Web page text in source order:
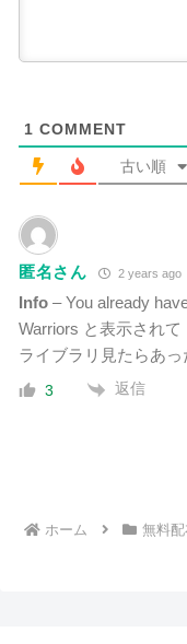
1 COMMENT
古い順
匿名さん 2 years ago
Info – You already
Warriors と表示されて
ライブラリ見たらあっ
3 返信
ホーム 無料配